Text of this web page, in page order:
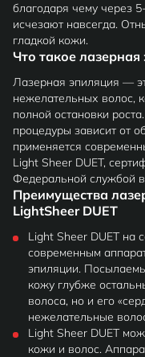
благодаря чему через
исчезают навсегда.
гладкой кожи.
Что такое лазерная
Лазерная эпиляция —
нежелательных волос,
полной остановки
процедуры зависит от
применяется
Light Sheer DUET,
Федеральной службой
Преимущества
LightSheer DUET
Light Sheer DUET на
современным
эпиляции.
кожу глубже
волоса, но и его
нежелательные
Light Sheer DUET
кожи и волос.